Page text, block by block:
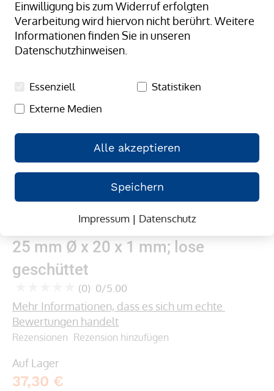
Einwilligung bis zum Widerruf erfolgten
Verarbeitung wird hiervon nicht berührt. Weitere
Informationen finden Sie in unseren
Datenschutzhinweisen.
Essenziell
Statistiken
Externe Medien
Alle akzeptieren
Speichern
Impressum| Datenschutz
springen
Anfang
der
Bildergalerie
springen
Gummibänder, natur/transparent;
25 mm Ø x 20 x 1 mm; lose
geschüttet
0
% of100
(0) 0/5.00
Mehr Informationen, dass es sich um echte
Bewertungen handelt
Rezensionen Rezension hinzufügen
Auf Lager
37,30 €